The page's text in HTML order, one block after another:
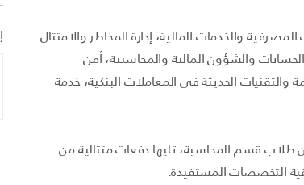
والخدمات المالية، إدارة المخاطر والامتثال
والشؤون المالية والمحاسبية، أمن
الحديثة في المعاملات البنكية، خدمة
طلاب قسم المحاسبة، تليها دفعات متتالية من
التخصصات المستفيدة.